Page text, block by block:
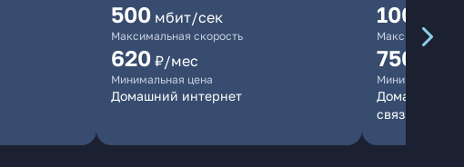
500 мбит/сек
Максимальная скорость
620 ₽/мес
Минимальная цена
Домашний интернет
1000
Максимальная
750
Минимальная
Домашний
связь